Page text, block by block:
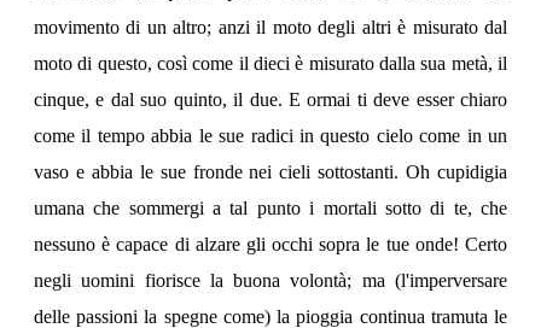
movimento di un altro; anzi il moto degli altri è misurato dal
moto di questo, così come il dieci è misurato dalla sua metà, il
cinque, e dal suo quinto, il due. E ormai ti deve esser chiaro
come il tempo abbia le sue radici in questo cielo come in un
vaso e abbia le sue fronde nei cieli sottostanti. Oh cupidigia
umana che sommergi a tal punto i mortali sotto di te, che
nessuno è capace di alzare gli occhi sopra le tue onde! Certo
negli uomini fiorisce la buona volontà; ma (l'imperversare
delle passioni la spegne come) la pioggia continua tramuta le